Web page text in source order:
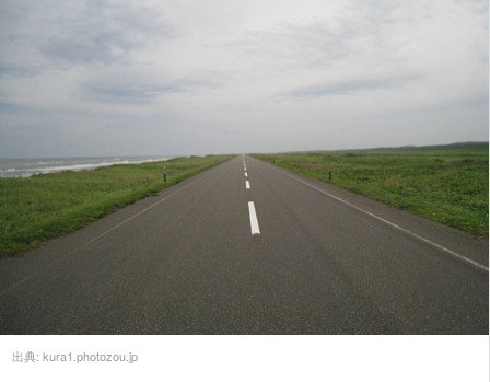
出典: kura1.photozou.jp